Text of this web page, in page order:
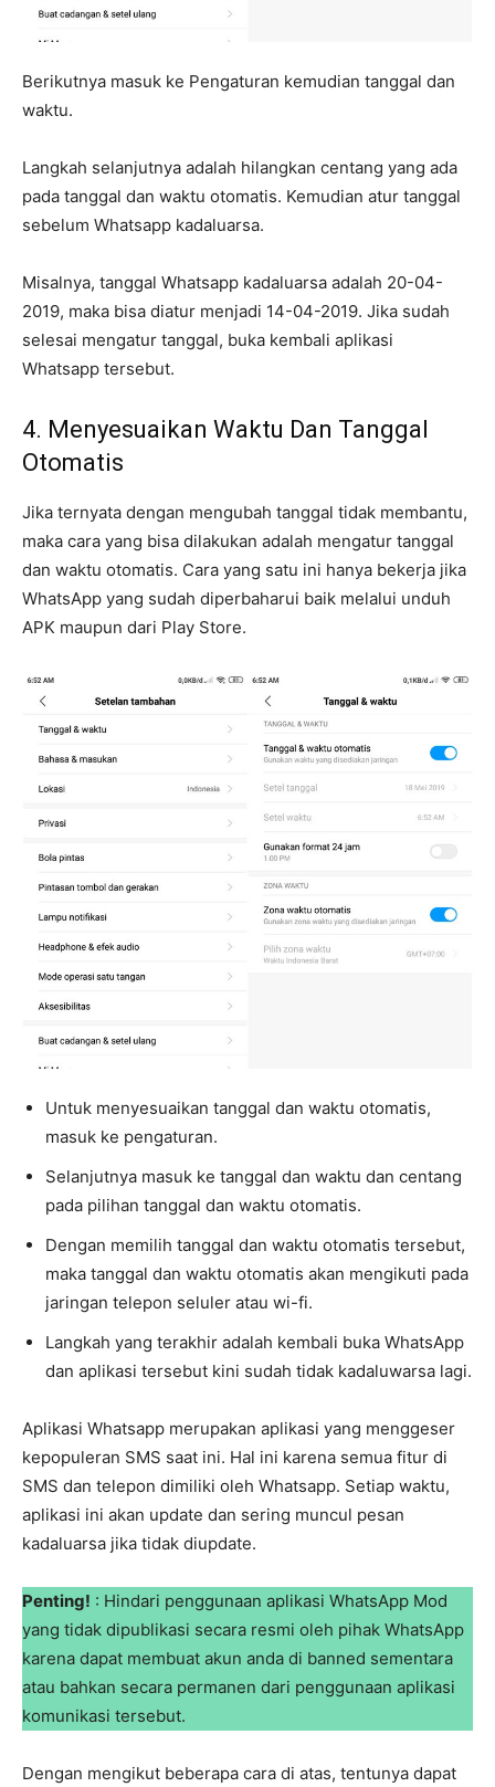
Berikutnya masuk ke Pengaturan kemudian tanggal dan
waktu.
Langkah selanjutnya adalah hilangkan centang yang ada
pada tanggal dan waktu otomatis. Kemudian atur tanggal
sebelum Whatsapp kadaluarsa.
Misalnya, tanggal Whatsapp kadaluarsa adalah 20-04-
2019, maka bisa diatur menjadi 14-04-2019. Jika sudah
selesai mengatur tanggal, buka kembali aplikasi
Whatsapp tersebut.
4. Menyesuaikan Waktu Dan Tanggal
Otomatis
Jika ternyata dengan mengubah tanggal tidak membantu,
maka cara yang bisa dilakukan adalah mengatur tanggal
dan waktu otomatis. Cara yang satu ini hanya bekerja jika
WhatsApp yang sudah diperbaharui baik melalui unduh
APK maupun dari Play Store.
Untuk menyesuaikan tanggal dan waktu otomatis,
masuk ke pengaturan.
Selanjutnya masuk ke tanggal dan waktu dan centang
pada pilihan tanggal dan waktu otomatis.
Dengan memilih tanggal dan waktu otomatis tersebut,
maka tanggal dan waktu otomatis akan mengikuti pada
jaringan telepon seluler atau wi-fi.
Langkah yang terakhir adalah kembali buka WhatsApp
dan aplikasi tersebut kini sudah tidak kadaluwarsa lagi.
Aplikasi Whatsapp merupakan aplikasi yang menggeser
kepopuleran SMS saat ini. Hal ini karena semua fitur di
SMS dan telepon dimiliki oleh Whatsapp. Setiap waktu,
aplikasi ini akan update dan sering muncul pesan
kadaluarsa jika tidak diupdate.
Penting! : Hindari penggunaan aplikasi WhatsApp Mod
yang tidak dipublikasi secara resmi oleh pihak WhatsApp
karena dapat membuat akun anda di banned sementara
atau bahkan secara permanen dari penggunaan aplikasi
komunikasi tersebut.
Dengan mengikut beberapa cara di atas, tentunya dapat